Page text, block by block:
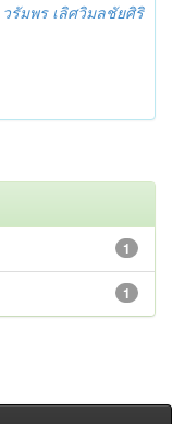
วรัมพร เลิศวิมลชัยศิริ
1
1